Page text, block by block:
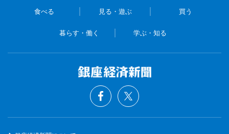
食べる 見る・遊ぶ 買う
暮らす・働く 学ぶ・知る